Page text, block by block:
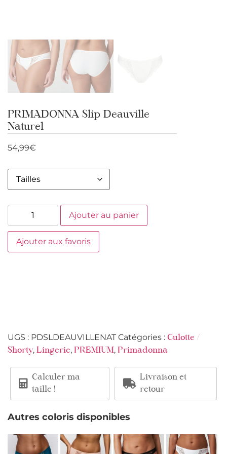
PRIMADONNA Slip Deauville
Naturel
54,99€
Ajouter au panier
Ajouter aux favoris
UGS : PDSLDEAUVILLENAT Catégories : Culotte /
Shorty, Lingerie, PREMIUM, Primadonna
Calculer ma
taille !
Livraison et
retour
Autres coloris disponibles